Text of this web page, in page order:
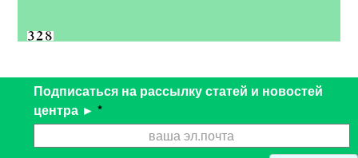
Подписаться на рассылку статей и новостей
центра ► *